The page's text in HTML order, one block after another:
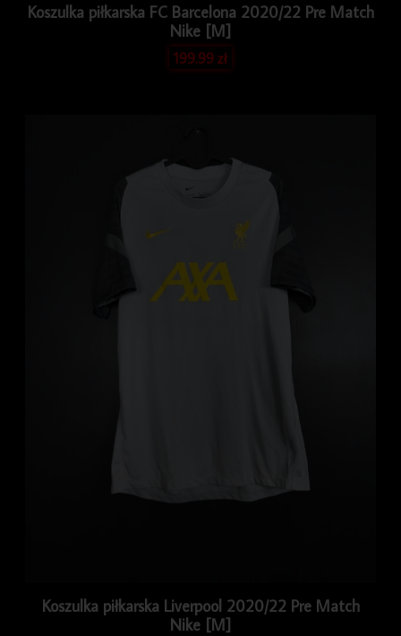
Koszulka piłkarska FC Barcelona 2020/22 Pre Match
Nike [M]
199.99zł
Koszulka piłkarska Liverpool 2020/22 Pre Match
Nike [M]